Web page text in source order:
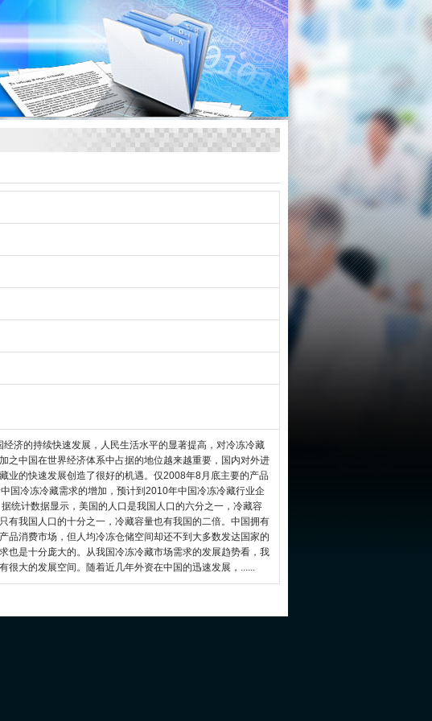
济的持续快速发展，人民生活水平的显著提高，对冷冻冷藏
之中国在世界经济体系中占据的地位越来越重要，国内对外进
业的快速发展创造了很好的机遇。仅2008年8月底主要的产品
国冷冻冷藏需求的增加，预计到2010年中国冷冻冷藏行业企
统计数据显示，美国的人口是我国人口的六分之一，冷藏容
有我国人口的十分之一，冷藏容量也有我国的二倍。中国拥有
品消费市场，但人均冷冻仓储空间却还不到大多数发达国家的
也是十分庞大的。从我国冷冻冷藏市场需求的发展趋势看，我
很大的发展空间。随着近几年外资在中国的迅速发展，......